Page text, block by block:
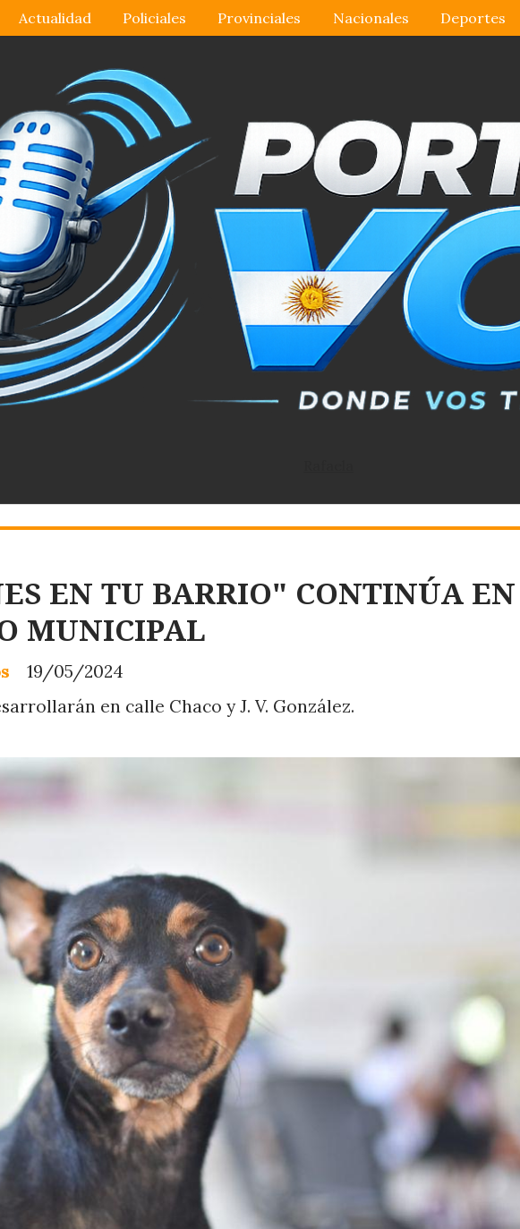
Actualidad Policiales Provinciales Nacionales Deportes
EN TU BARRIO" CONTINÚA EN
MUNICIPAL
en calle Chaco y J. V. González.
19/05/2024